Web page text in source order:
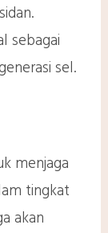
sebagai
sel.
menjaga
tingkat
akan